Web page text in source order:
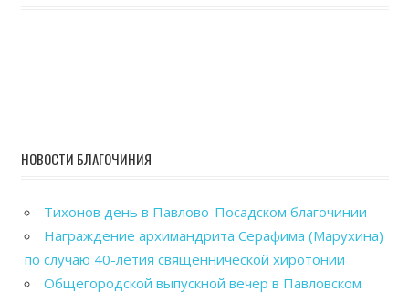
НОВОСТИ БЛАГОЧИНИЯ
Тихонов день в Павлово-Посадском благочинии
Награждение архимандрита Серафима (Марухина)
по случаю 40-летия священнической хиротонии
Общегородской выпускной вечер в Павловском